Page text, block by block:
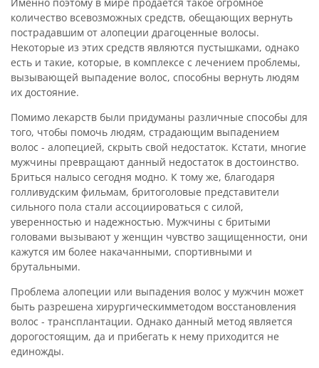
количество всевозможных средств, обещающих вернуть
пострадавшим от алопеции драгоценные волосы.
Некоторые из этих средств являются пустышками, однако
есть и такие, которые, в комплексе с лечением проблемы,
вызывающей выпадение волос, способны вернуть людям
их достояние.
Помимо лекарств были придуманы различные способы для
того, чтобы помочь людям, страдающим выпадением
волос - алопецией, скрыть свой недостаток. Кстати, многие
мужчины превращают данный недостаток в достоинство.
Бриться налысо сегодня модно. К тому же, благодаря
голливудским фильмам, бритоголовые представители
сильного пола стали ассоциироваться с силой,
уверенностью и надежностью. Мужчины с бритыми
головами вызывают у женщин чувство защищенности, они
кажутся им более накачанными, спортивными и
брутальными.
Проблема алопеции или выпадения волос у мужчин может
быть разрешена хирургическимметодом восстановления
волос - трансплантации. Однако данный метод является
дорогостоящим, да и прибегать к нему приходится не
единожды.